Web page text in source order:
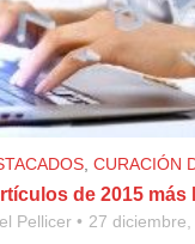
, CURACIÓN
de 2015 más
Pellicer 27 diciembre,